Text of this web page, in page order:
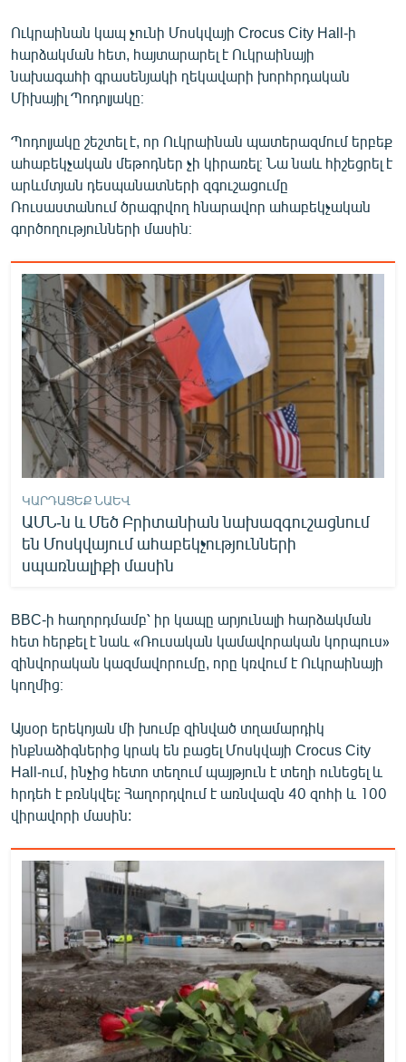
ԱՐԽԻՎ
ՏԵՍԱՆՅՈՒԹԵՐ
ՁԳՏԵԼՈՎ ԼԱՎԱԳՈՒՅՆԻՆ
ՓՈԴՔԱՍԹ
Հայերեն
English
Русский
ՀԵՏԵՎԵՔ ՄԵԶ
«Ազատության» բոլոր կայքերը
Ուկրաինան կապ չունի Մոսկվայի Crocus City Hall-ի
հարձակման հետ, հայտարարել է Ուկրաինայի
նախագահի գրասենյակի ղեկավարի խորհրդական
Միխայիլ Պոդոլյակը։
Պոդոլյակը շեշտել է, որ Ուկրաինան պատերազմում երբեք
ահաբեկչական մեթոդներ չի կիրառել։ Նա նաև հիշեցրել է
արևմտյան դեսպանատների զգուշացումը
Ռուսաստանում ծրագրվող հնարավոր ահաբեկչական
գործողությունների մասին։
ԿԱՐԴԱՑԵՔ ՆԱԵՎ
ԱՄՆ-ն և Մեծ Բրիտանիան նախազգուշացնում
են Մոսկվայում ահաբեկչությունների
սպառնալիքի մասին
BBC-ի հաղորդմամբ՝ իր կապը արյունալի հարձակման
հետ հերքել է նաև «Ռուսական կամավորական կորպուս»
զինվորական կազմավորումը, որը կռվում է Ուկրաինայի
կողմից։
Այսօր երեկոյան մի խումբ զինված տղամարդիկ
ինքնաձիգներից կրակ են բացել Մոսկվայի Crocus City
Hall-ում, ինչից հետո տեղում պայթյուն է տեղի ունեցել և
հրդեհ է բռնկվել: Հաղորդվում է առնվազն 40 զոհի և 100
վիրավորի մասին: